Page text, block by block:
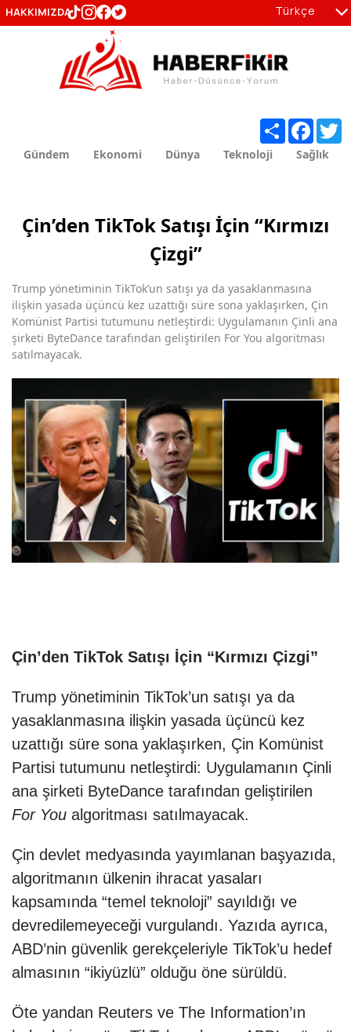
Gündem Ekonomi Dünya Teknoloji Sağlık
Çin’den TikTok Satışı İçin “Kırmızı
Çizgi”
Trump yönetiminin TikTok’un satışı ya da yasaklanmasına
ilişkin yasada üçüncü kez uzattığı süre sona yaklaşırken, Çin
Komünist Partisi tutumunu netleştirdi: Uygulamanın Çinli ana
şirketi ByteDance tarafından geliştirilen For You algoritması
satılmayacak.
Çin’den TikTok Satışı İçin “Kırmızı Çizgi”
Trump yönetiminin TikTok’un satışı ya da
yasaklanmasına ilişkin yasada üçüncü kez
uzattığı süre sona yaklaşırken, Çin Komünist
Partisi tutumunu netleştirdi: Uygulamanın Çinli
ana şirketi ByteDance tarafından geliştirilen
For You algoritması satılmayacak.
Çin devlet medyasında yayımlanan başyazıda,
algoritmanın ülkenin ihracat yasaları
kapsamında “temel teknoloji” sayıldığı ve
devredilemeyeceği vurgulandı. Yazıda ayrıca,
ABD’nin güvenlik gerekçeleriyle TikTok’u hedef
almasının “ikiyüzlü” olduğu öne sürüldü.
Öte yandan Reuters ve The Information’ın
Share
Türkçe
en
HAKKIMIZDA